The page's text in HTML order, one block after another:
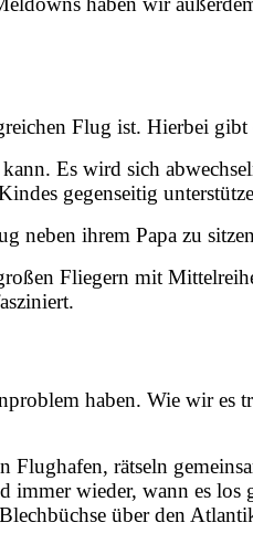
Flug ist. Hierbei gibt
Es wird sich
gegenseitig
neben ihrem Papa zu
Fliegern mit
haben. Wie wir
rätseln
wieder, wann es
über den